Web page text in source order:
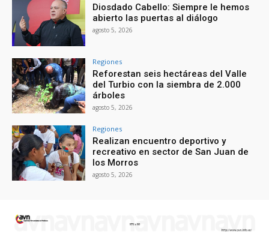
Diosdado Cabello: Siempre le hemos
abierto las puertas al diálogo
agosto 5, 2026
Regiones
Reforestan seis hectáreas del Valle
del Turbio con la siembra de 2.000
árboles
agosto 5, 2026
Regiones
Realizan encuentro deportivo y
recreativo en sector de San Juan de
los Morros
agosto 5, 2026